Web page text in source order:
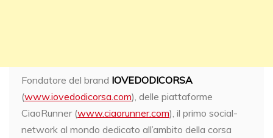
Fondatore del brand IOVEDODICORSA
(www.iovedodicorsa.com), delle piattaforme
CiaoRunner (www.ciaorunner.com), il primo social-
network al mondo dedicato all’ambito della corsa